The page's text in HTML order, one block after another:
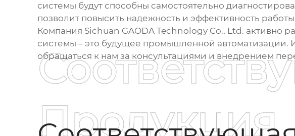
системы будут способны самостоятельно
позволит повысить надежность и эффективность
Компания Sichuan GAODA Technology Co., Ltd. активно
системы – это будущее промышленной автоматизации.
обращаться к нам за консультациями и внедрением
Продукция